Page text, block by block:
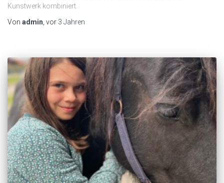
Kunstwerk kombiniert.
Von admin, vor 3 Jahren